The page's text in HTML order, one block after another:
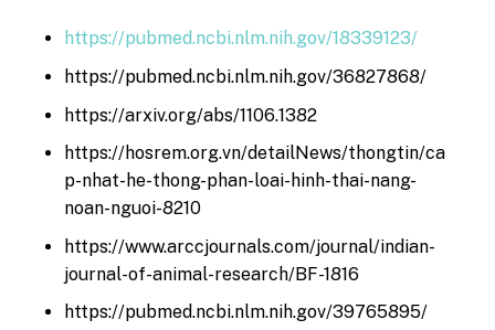
https://pubmed.ncbi.nlm.nih.gov/18339123/
https://pubmed.ncbi.nlm.nih.gov/36827868/
https://arxiv.org/abs/1106.1382
https://hosrem.org.vn/detailNews/thongtin/ca
p-nhat-he-thong-phan-loai-hinh-thai-nang-
noan-nguoi-8210
https://www.arccjournals.com/journal/indian-
journal-of-animal-research/BF-1816
https://pubmed.ncbi.nlm.nih.gov/39765895/